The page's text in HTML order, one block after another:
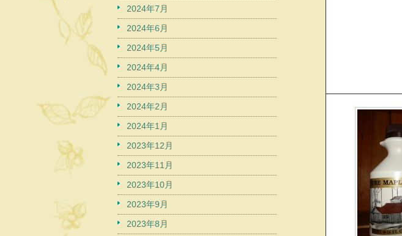
2024年7月
2024年6月
2024年5月
2024年4月
2024年3月
2024年2月
2024年1月
2023年12月
2023年11月
2023年10月
2023年9月
2023年8月